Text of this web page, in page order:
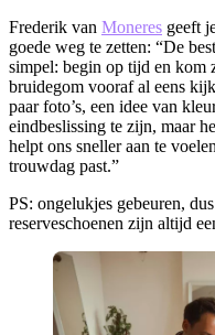
​Frederik van Moneres geeft
goede weg te zetten: “De
simpel: begin op tijd en kom
bruidegom vooraf al eens
paar foto’s, een idee van
eindbeslissing te zijn, maar
helpt ons sneller aan te
trouwdag past.”
PS: ongelukjes gebeuren,
reserveschoenen zijn altijd